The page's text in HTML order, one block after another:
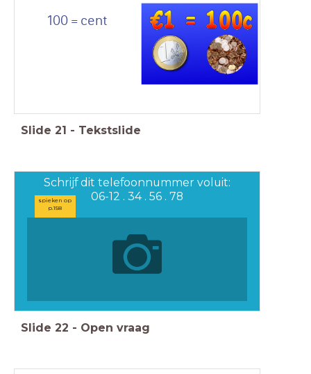
100 = cent
Slide 21 - Tekstslide
Schrijf dit telefoonnummer voluit:
06-12 . 34 . 56 . 78
spieken op
p.158
Slide 22 - Open vraag